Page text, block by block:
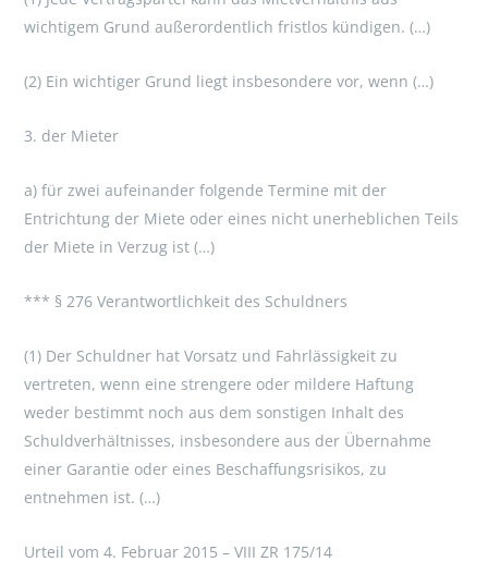
wichtigem Grund außerordentlich fristlos kündigen. (…)
(2) Ein wichtiger Grund liegt insbesondere vor, wenn (…)
3. der Mieter
a) für zwei aufeinander folgende Termine mit der
Entrichtung der Miete oder eines nicht unerheblichen Teils
der Miete in Verzug ist (…)
*** § 276 Verantwortlichkeit des Schuldners
(1) Der Schuldner hat Vorsatz und Fahrlässigkeit zu
vertreten, wenn eine strengere oder mildere Haftung
weder bestimmt noch aus dem sonstigen Inhalt des
Schuldverhältnisses, insbesondere aus der Übernahme
einer Garantie oder eines Beschaffungsrisikos, zu
entnehmen ist. (…)
Urteil vom 4. Februar 2015 – VIII ZR 175/14